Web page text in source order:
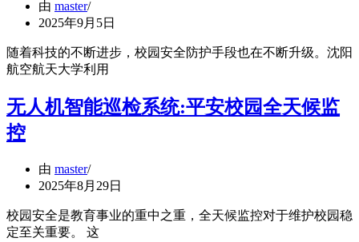
由 master
2025年9月5日
随着科技的不断进步，校园安全防护手段也在不断升级。沈阳
航空航天大学利用
无人机智能巡检系统:平安校园全天候监
控
由 master
2025年8月29日
校园安全是教育事业的重中之重，全天候监控对于维护校园稳
定至关重要。 这